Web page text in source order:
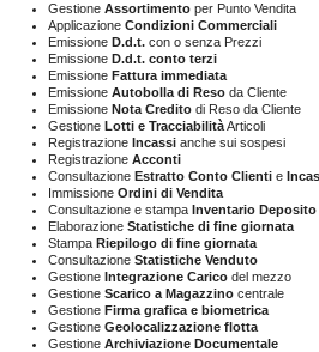
Gestione Assortimento per Punto Vendita
Applicazione Condizioni Commerciali
Emissione D.d.t. con o senza Prezzi
Emissione D.d.t. conto terzi
Emissione Fattura immediata
Emissione Autobolla di Reso da Cliente
Emissione Nota Credito di Reso da Cliente
Gestione Lotti e TracciabilitàArticoli
Registrazione Incassi anche sui sospesi
Registrazione Acconti
Consultazione Estratto Conto Clienti e
Immissione Ordini di Vendita
Consultazione e stampa Inventario Deposito
Elaborazione Statistiche di fine giornata
Stampa Riepilogo di fine giornata
Consultazione Statistiche Venduto
Gestione Integrazione Carico del mezzo
Gestione Scarico a Magazzino centrale
Gestione Firma grafica e biometrica
Gestione Geolocalizzazione flotta
Gestione Archiviazione Documentale